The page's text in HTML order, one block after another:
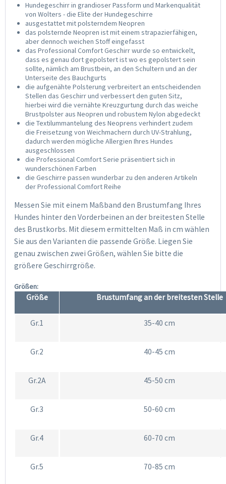
Hundegeschirr in grandioser Passform und Markenqualität
von Wolters - die Elite der Hundegeschirre
ausgestattet mit polsterndem Neopren
das polsternde Neopren ist mit einem strapazierfähigen,
aber dennoch weichen Stoff eingefasst
das Professional Comfort Geschirr wurde so entwickelt,
dass es genau dort gepolstert ist wo es gepolstert sein
sollte, nämlich am Brustbein, an den Schultern und an der
Unterseite des Bauchgurts
die aufgenähte Polsterung verbreitert an entscheidenden
Stellen das Geschirr und verbessert den guten Sitz,
hierbei wird die vernähte Kreuzgurtung durch das weiche
Brustpolster aus Neopren und robustem Nylon abgedeckt
die Textilummantelung des Neoprens verhindert zudem
die Freisetzung von Weichmachern durch UV-Strahlung,
dadurch werden mögliche Allergien Ihres Hundes
ausgeschlossen
die Professional Comfort Serie präsentiert sich in
wunderschönen Farben
die Geschirre passen wunderbar zu den anderen Artikeln
der Professional Comfort Reihe
Messen Sie mit einem Maßband den Brustumfang Ihres
Hundes hinter den Vorderbeinen an der breitesten Stelle
des Brustkorbs. Mit diesem ermittelten Maß in cm wählen
Sie aus den Varianten die passende Größe. Liegen Sie
genau zwischen zwei Größen, wählen Sie bitte die
größere Geschirrgröße.
Größen:
Größe Brustumfang an der breitesten Stelle
Gr.1 35-40 cm
Gr.2 40-45 cm
Gr.2A 45-50 cm
Gr.3 50-60 cm
Gr.4 60-70 cm
Gr.5 70-85 cm